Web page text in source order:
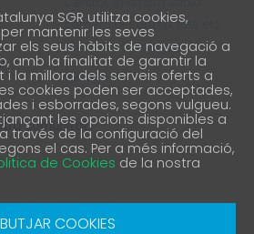
comercial cobreix tots els
punts de Catalunya
901 900 214
comunitat
SGR utilitza cookies,
mantenir les seves
els seus hàbits de navegació a
amb la finalitat de garantir la
la millora dels serveis oferts a
cookies poden ser acceptades,
i esborrades, segons vulgueu.
les opcions disponibles a
través de la configuració del
el cas. Per a més informació,
de Cookies de la nostra
COOKIES